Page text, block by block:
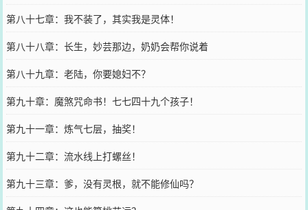
第八十七章：我不装了，其实我是灵体！
第八十八章：长生，妙芸那边，奶奶会帮你说着
第八十九章：老陆，你要媳妇不？
第九十章：魔煞咒命书！七七四十九个孩子！
第九十一章：炼气七层，抽奖！
第九十二章：流水线上打螺丝！
第九十三章：爹，没有灵根，就不能修仙吗？